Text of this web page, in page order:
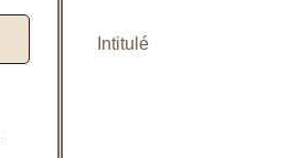
Intitulé